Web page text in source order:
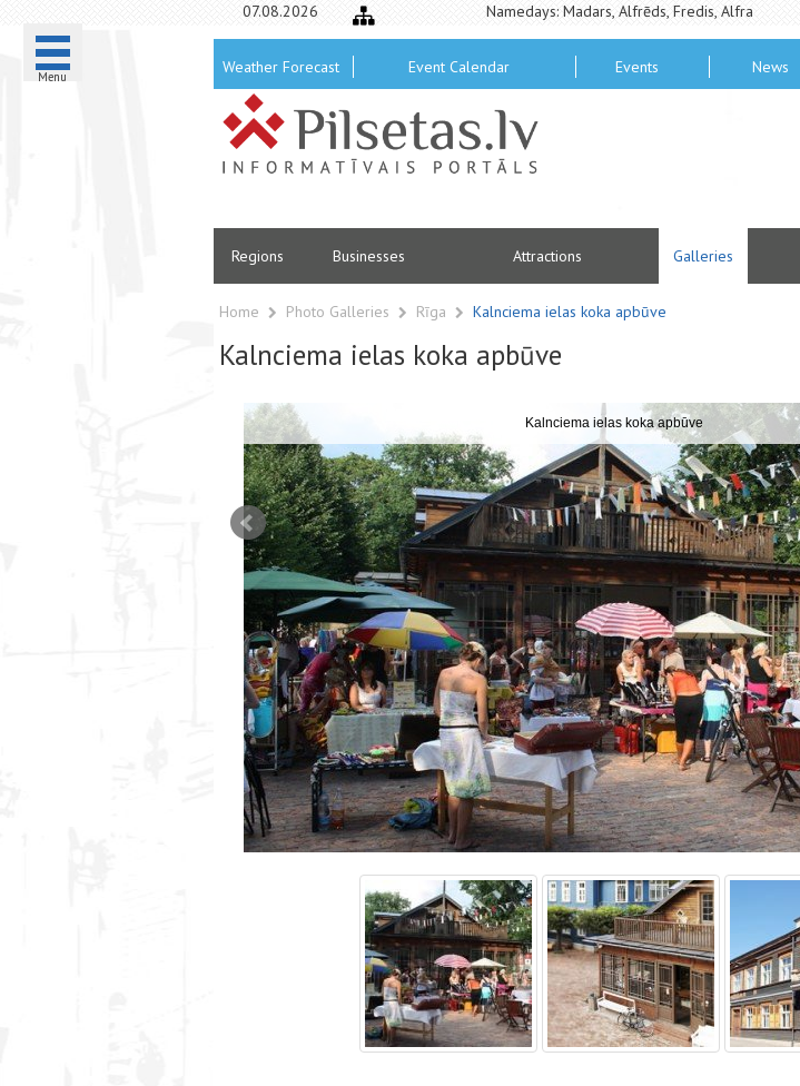
Menu
07.08.2026 Namedays: Madars, Alfrēds, Fredis, Alfra
Weather Forecast Event Calendar Events News
Regions Businesses Attractions Galleries
Home Photo Galleries Rīga Kalnciema ielas koka apbūve
Kalnciema ielas koka apbūve
Kalnciema ielas koka apbūve